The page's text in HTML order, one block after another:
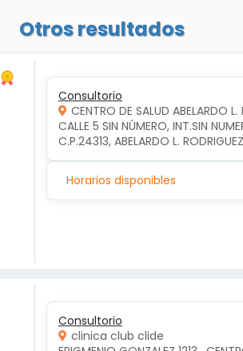
Otros resultados
Consultorio
CENTRO DE SALUD ABELARDO L.
CALLE 5 SIN NÚMERO, INT.SIN
C.P.24313, ABELARDO L.
Horarios disponibles
Consultorio
clinica club clide